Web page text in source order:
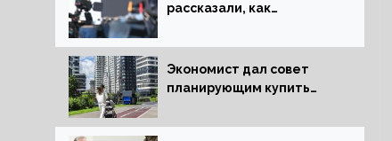
рассказали, как
для российской
экономики
Экономист дал совет
планирующим купить